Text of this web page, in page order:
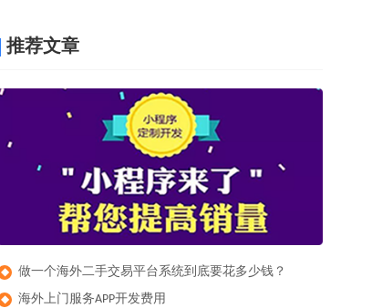
推荐文章
◆ 做一个海外二手交易平台系统到底要花多少钱？
◆ ​海外上门服务APP开发费用